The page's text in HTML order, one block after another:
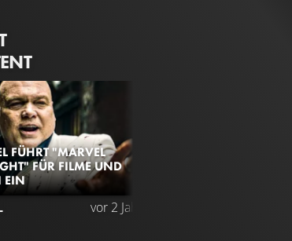
FÜHRT "MARVEL
FÜR FILME UND
EIN
vor 2 Jahren